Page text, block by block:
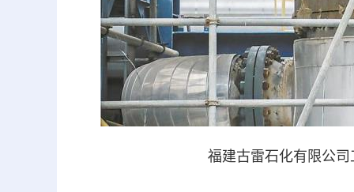
福建古雷石化有限公